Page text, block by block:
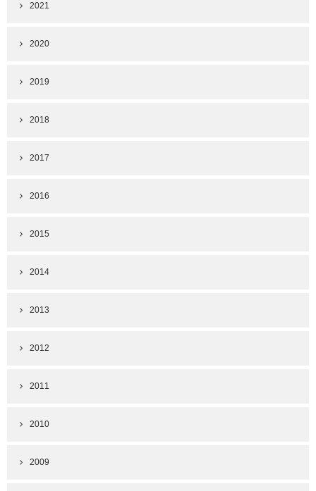
2021
2020
2019
2018
2017
2016
2015
2014
2013
2012
2011
2010
2009